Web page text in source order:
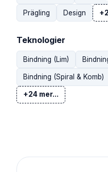
Prägling Design
Teknologier
Bindning (Lim)
Bindning (Spiral & Komb)
+24 mer...